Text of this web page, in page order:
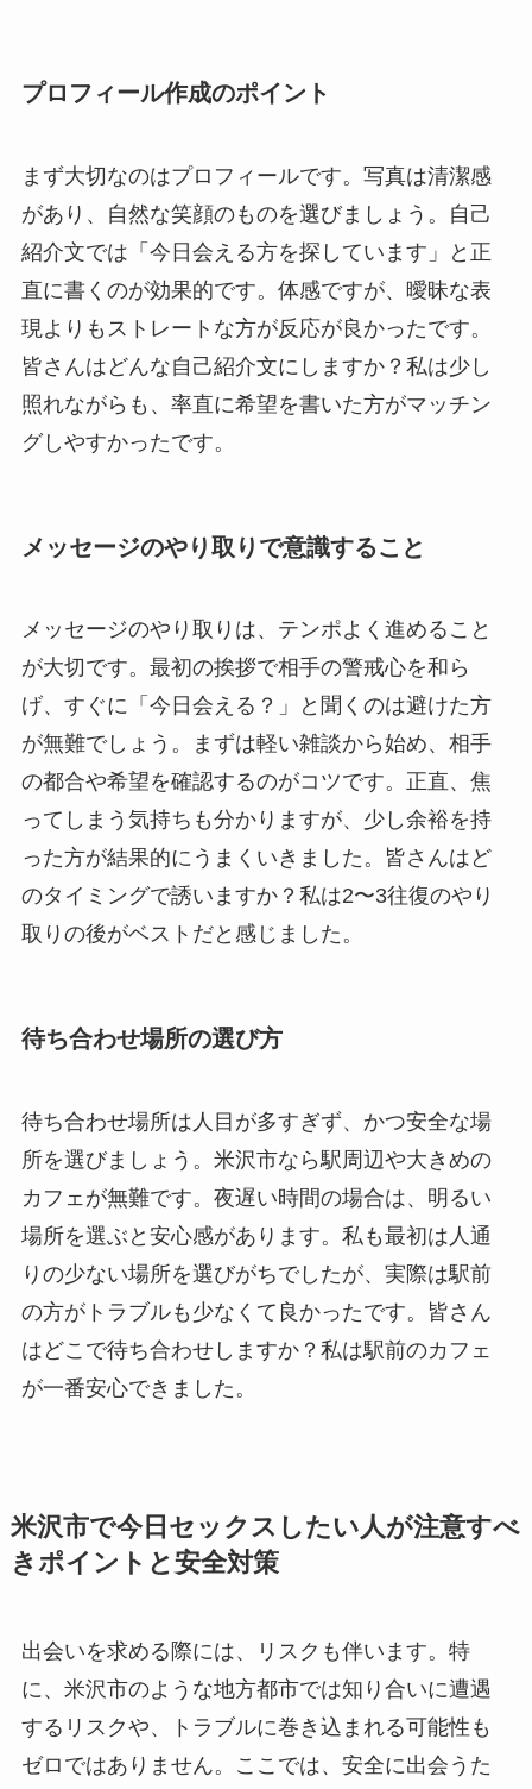
プロフィール作成のポイント
まず大切なのはプロフィールです。写真は清潔感
があり、自然な笑顔のものを選びましょう。自己
紹介文では「今日会える方を探しています」と正
直に書くのが効果的です。体感ですが、曖昧な表
現よりもストレートな方が反応が良かったです。
皆さんはどんな自己紹介文にしますか？私は少し
照れながらも、率直に希望を書いた方がマッチン
グしやすかったです。
メッセージのやり取りで意識すること
メッセージのやり取りは、テンポよく進めること
が大切です。最初の挨拶で相手の警戒心を和ら
げ、すぐに「今日会える？」と聞くのは避けた方
が無難でしょう。まずは軽い雑談から始め、相手
の都合や希望を確認するのがコツです。正直、焦
ってしまう気持ちも分かりますが、少し余裕を持
った方が結果的にうまくいきました。皆さんはど
のタイミングで誘いますか？私は2〜3往復のやり
取りの後がベストだと感じました。
待ち合わせ場所の選び方
待ち合わせ場所は人目が多すぎず、かつ安全な場
所を選びましょう。米沢市なら駅周辺や大きめの
カフェが無難です。夜遅い時間の場合は、明るい
場所を選ぶと安心感があります。私も最初は人通
りの少ない場所を選びがちでしたが、実際は駅前
の方がトラブルも少なくて良かったです。皆さん
はどこで待ち合わせしますか？私は駅前のカフェ
が一番安心できました。
米沢市で今日セックスしたい人が注意すべ
きポイントと安全対策
出会いを求める際には、リスクも伴います。特
に、米沢市のような地方都市では知り合いに遭遇
するリスクや、トラブルに巻き込まれる可能性も
ゼロではありません。ここでは、安全に出会うた